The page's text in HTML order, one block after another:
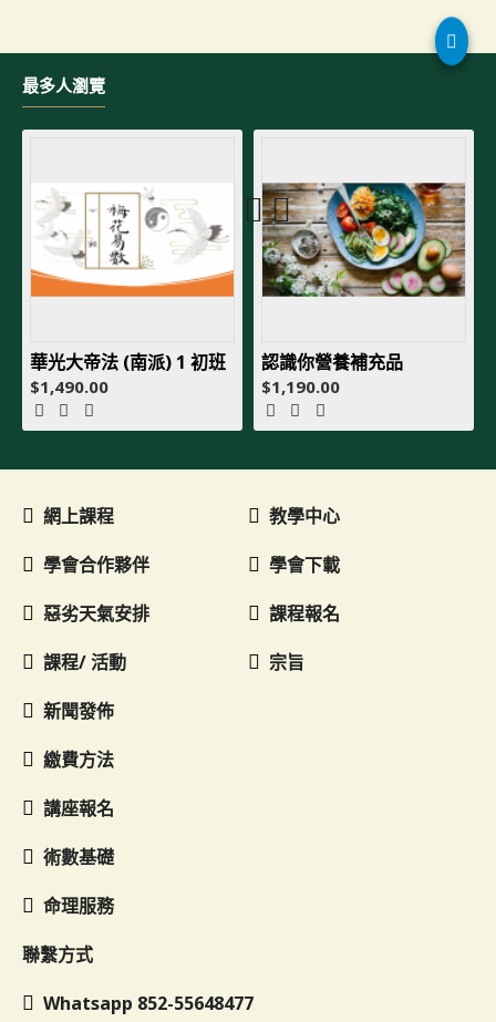
最多人瀏覽
華光大帝法 (南派) 1 初班
$1,490.00
認識你營養補充品
$1,190.00
網上課程
學會合作夥伴
惡劣天氣安排
課程/ 活動
新聞發佈
教學中心
學會下載
課程報名
宗旨
繳費方法
講座報名
術數基礎
命理服務
聯繫方式
Whatsapp 852-55648477